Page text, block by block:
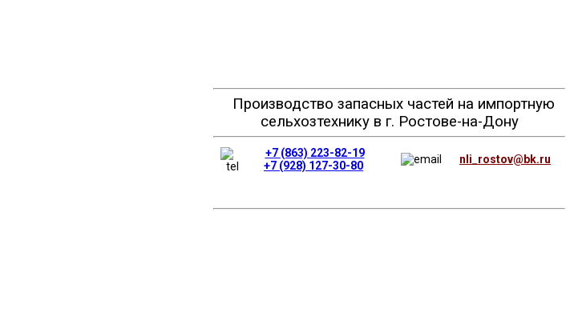
Производство запасных частей на импортную
сельхозтехнику в г. Ростове-на-Дону
+7 (863) 223-82-19
+7 (928) 127-30-80
nli_rostov@bk.ru